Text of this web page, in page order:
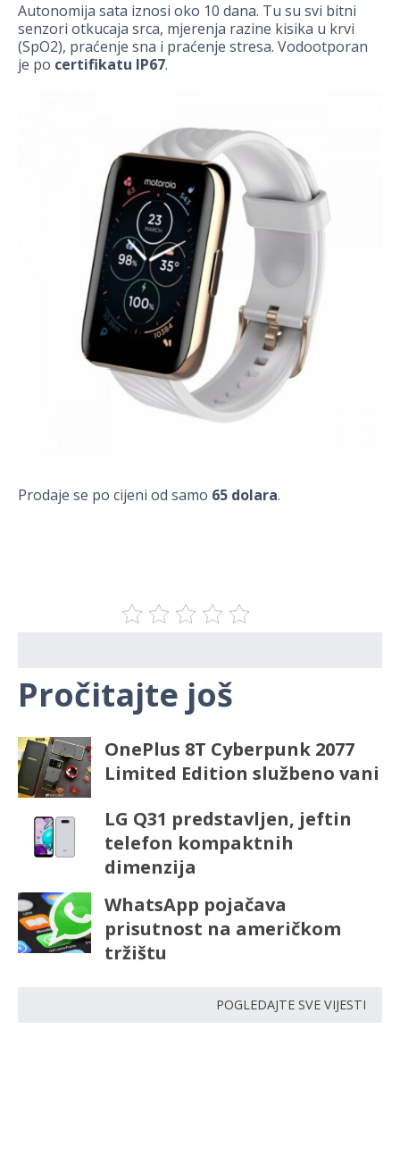
Autonomija sata iznosi oko 10 dana. Tu su svi bitni
senzori otkucaja srca, mjerenja razine kisika u krvi
(SpO2), praćenje sna i praćenje stresa. Vodootporan
je po certifikatu IP67.
Prodaje se po cijeni od samo 65 dolara.
Pročitajte još
OnePlus 8T Cyberpunk 2077
Limited Edition službeno vani
LG Q31 predstavljen, jeftin
telefon kompaktnih
dimenzija
WhatsApp pojačava
prisutnost na američkom
tržištu
POGLEDAJTE SVE VIJESTI